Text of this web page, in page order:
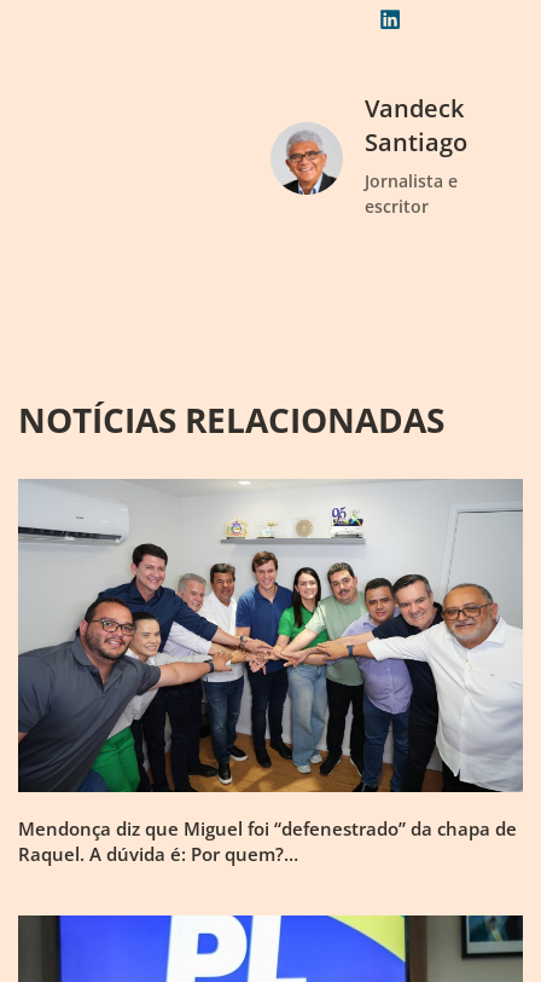
Vandeck
Santiago
Jornalista e
escritor
NOTÍCIAS RELACIONADAS
Mendonça diz que Miguel foi “defenestrado” da chapa de
Raquel. A dúvida é: Por quem?…